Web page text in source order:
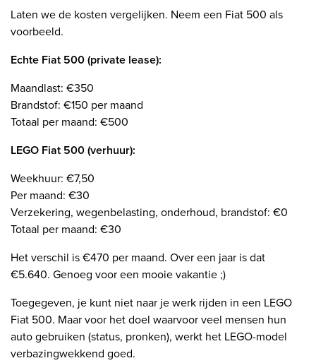
Laten we de kosten vergelijken. Neem een Fiat 500 als
voorbeeld.
Echte Fiat 500 (private lease):
Maandlast: €350
Brandstof: €150 per maand
Totaal per maand: €500
LEGO Fiat 500 (verhuur):
Weekhuur: €7,50
Per maand: €30
Verzekering, wegenbelasting, onderhoud, brandstof: €0
Totaal per maand: €30
Het verschil is €470 per maand. Over een jaar is dat
€5.640. Genoeg voor een mooie vakantie ;)
Toegegeven, je kunt niet naar je werk rijden in een LEGO
Fiat 500. Maar voor het doel waarvoor veel mensen hun
auto gebruiken (status, pronken), werkt het LEGO-model
verbazingwekkend goed.